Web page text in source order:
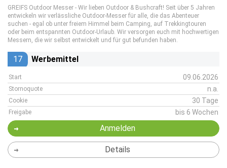
GREIFS Outdoor Messer - Wir lieben Outdoor & Bushcraft! Seit über 5 Jahren
entwickeln wir verlässliche Outdoor-Messer für alle, die das Abenteuer
suchen - egal ob unter freiem Himmel beim Camping, auf Trekkingtouren
oder beim entspannten Outdoor-Urlaub. Wir versorgen euch mit hochwertigen
Messern, die wir selbst entwickelt und für gut befunden haben.
17 Werbemittel
Start 09.06.2026
Stornoquote n.a.
Cookie 30 Tage
Freigabe bis 6 Wochen
Anmelden
Details